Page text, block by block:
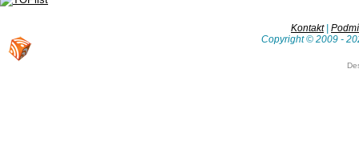
Kontakt|
Copyright © 2009 -